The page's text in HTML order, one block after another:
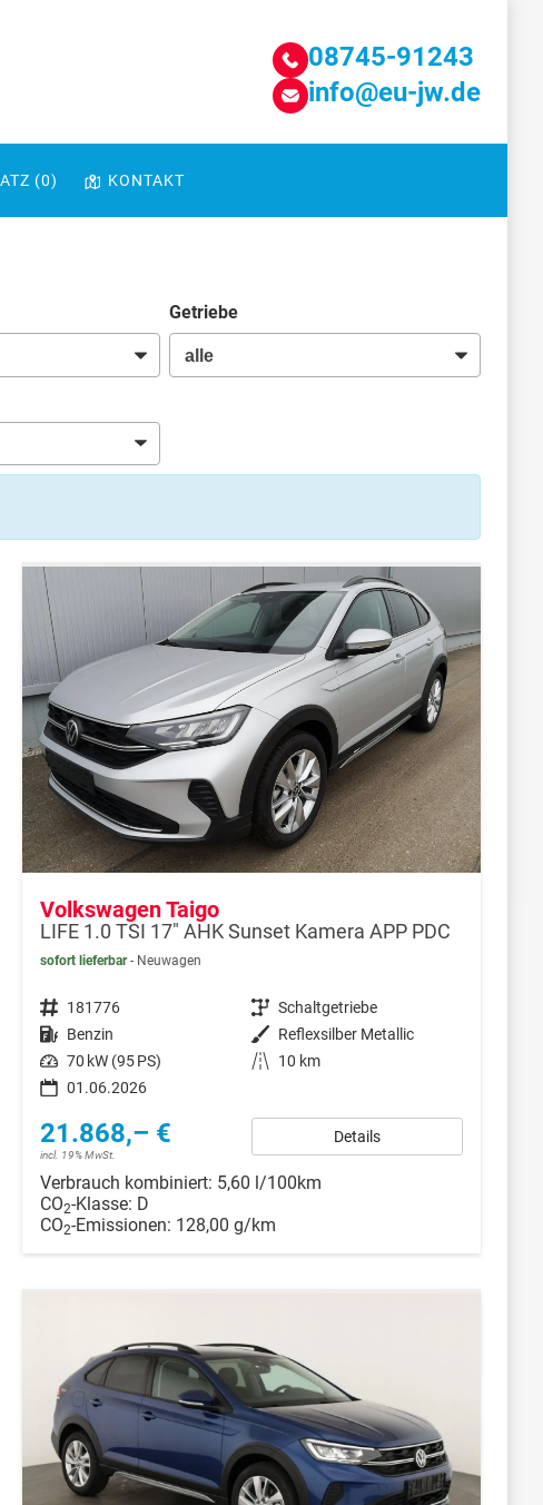
08745-91243
info@eu-jw.de
(0) KONTAKT
Getriebe
Volkswagen Taigo
LIFE 1.0 TSI 17" AHK Sunset Kamera APP PDC
sofort lieferbar Neuwagen
Fahrzeugnr. 181776 Getriebe Schaltgetriebe
Kraftstoff Benzin Außenfarbe Reflexsilber Metallic
Leistung 70 kW (95 PS) Kilometerstand
10 km
01.06.2026
21.868,– €
incl. 19% MwSt.
Details
Verbrauch kombiniert: 5,60 l/100km
CO2-Klasse: D
CO2-Emissionen: 128,00 g/km